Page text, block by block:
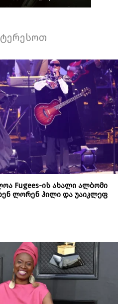
Fugees-ის ახალი ალბომი
ლორენ ჰილი და უაიკლეფ